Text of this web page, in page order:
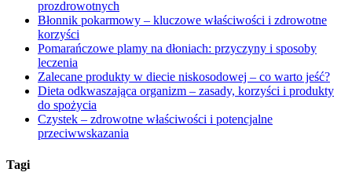
prozdrowotnych
Błonnik pokarmowy – kluczowe właściwości i zdrowotne
korzyści
Pomarańczowe plamy na dłoniach: przyczyny i sposoby
leczenia
Zalecane produkty w diecie niskosodowej – co warto jeść?
Dieta odkwaszająca organizm – zasady, korzyści i produkty
do spożycia
Czystek – zdrowotne właściwości i potencjalne
przeciwwskazania
Tagi